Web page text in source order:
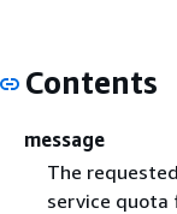
Contents
message
The
service quota